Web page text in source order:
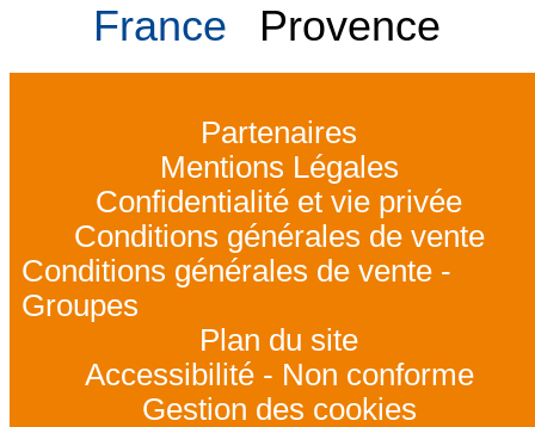
France Provence
Partenaires
Mentions Légales
Confidentialité et vie privée
Conditions générales de vente
Conditions générales de vente -
Groupes
Plan du site
Accessibilité - Non conforme
Gestion des cookies